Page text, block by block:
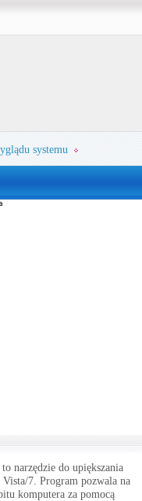
systemu
narzędzie do upiększania
7. Program pozwala na
komputera za pomocą